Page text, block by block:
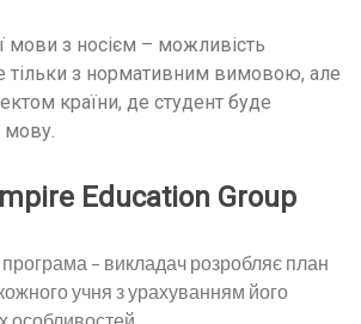
мови з носієм – можливість
тільки з нормативним вимовою, але
країни, де студент буде
мову.
Education Group
програма – викладач розробляє план
учня з урахуванням його